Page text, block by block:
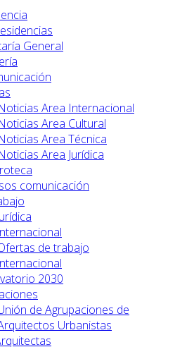
General
Area Internacional
Area Cultural
Area Técnica
Area Jurídica
comunicación
de trabajo
2030
de Agrupaciones de
Urbanistas